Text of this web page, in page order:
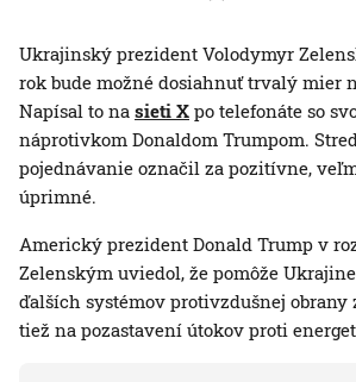
Ukrajinský prezident Volodymyr
rok bude možné dosiahnuť trvalý mier
Napísal to na sieti X po telefonáte so
náprotivkom Donaldom Trumpom.
pojednávanie označil za pozitívne,
úprimné.
Americký prezident Donald Trump v
Zelenským uviedol, že pomôže
ďalších systémov protivzdušnej obrany
tiež na pozastavení útokov proti